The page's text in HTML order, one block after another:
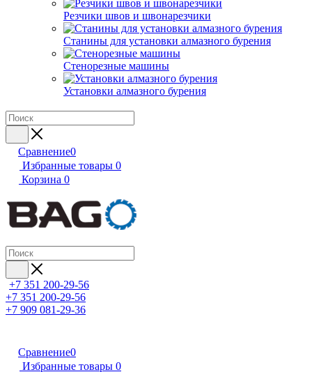
Резчики швов и швонарезчики
Станины для установки алмазного бурения
Стенорезные машины
Установки алмазного бурения
Сравнение0
Избранные товары 0
Корзина 0
+7 351 200-29-56
+7 351 200-29-56
+7 909 081-29-36
Сравнение0
Избранные товары 0